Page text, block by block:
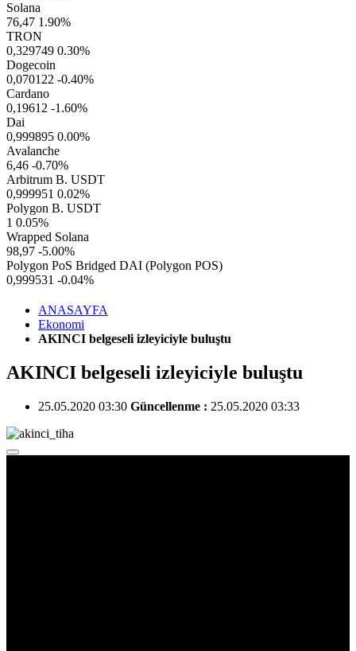
Solana
76,47 1.90%
TRON
0,329749 0.30%
Dogecoin
0,070122 -0.40%
Cardano
0,19612 -1.60%
Dai
0,999895 0.00%
Avalanche
6,46 -0.70%
Arbitrum B. USDT
0,999951 0.02%
Polygon B. USDT
1 0.05%
Wrapped Solana
98,97 -5.00%
Polygon PoS Bridged DAI (Polygon POS)
0,999531 -0.04%
ANASAYFA
Ekonomi
AKINCI belgeseli izleyiciyle buluştu
AKINCI belgeseli izleyiciyle buluştu
25.05.2020 03:30 Güncellenme : 25.05.2020 03:33